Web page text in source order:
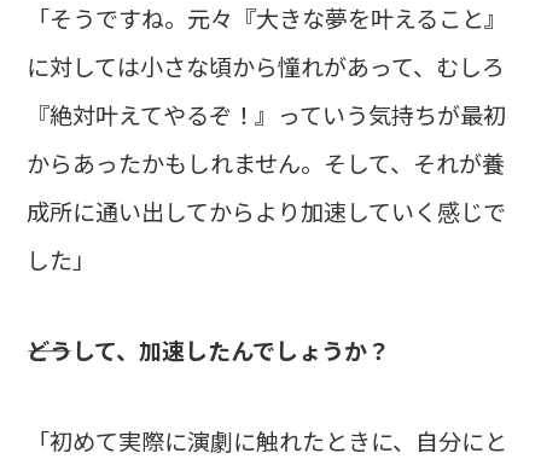
「そうですね。元々『大きな夢を叶えること』
に対しては小さな頃から憧れがあって、むしろ
『絶対叶えてやるぞ！』っていう気持ちが最初
からあったかもしれません。そして、それが養
成所に通い出してからより加速していく感じで
した」
――どうして、加速したんでしょうか？
「初めて実際に演劇に触れたときに、自分にと